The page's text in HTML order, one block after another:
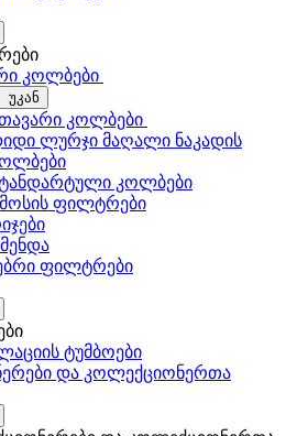
კოლბები
უკან
კოლბები
ლურჯი მაღალი ნაკადის
კოლბები
ფილტრები
ფილტრები
ტუმბოები
და კოლექციონერთა